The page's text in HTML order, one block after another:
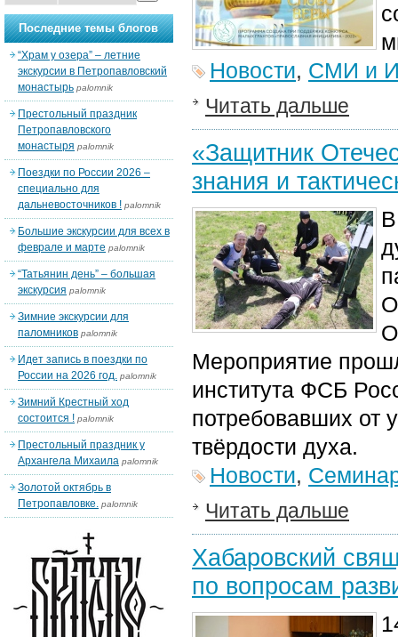
Новости, СМИ и
Читать дальше
«Защитник
знания и
Мероприятие
института ФСБ
потребовавших от
твёрдости духа.
Новости,
Читать дальше
Хабаровский
по вопросам
Последние темы блогов
“Храм у озера” – летние
экскурсии в Петропавловский
монастырь palomnik
Престольный праздник
Петропавловского
монастыря palomnik
Поездки по России 2026 –
специально для
дальневосточников ! palomnik
Большие экскурсии для всех в
феврале и марте palomnik
“Татьянин день” – большая
экскурсия palomnik
Зимние экскурсии для
паломников palomnik
Идет запись в поездки по
России на 2026 год. palomnik
Зимний Крестный ход
состоится ! palomnik
Престольный праздник у
Архангела Михаила palomnik
Золотой октябрь в
Петропавловке. palomnik